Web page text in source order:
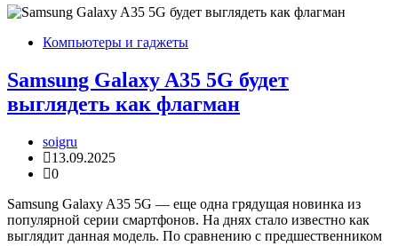
Компьютеры и гаджеты
Samsung Galaxy A35 5G будет
выглядеть как флагман
soigru
13.09.2025
0
Samsung Galaxy A35 5G — еще одна грядущая новинка из
популярной серии смартфонов. На днях стало известно как
выглядит данная модель. По сравнению с предшественником